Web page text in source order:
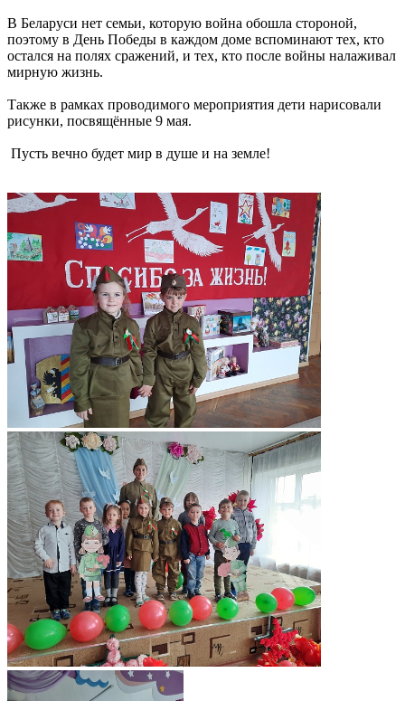
В Беларуси нет семьи, которую война обошла стороной,
поэтому в День Победы в каждом доме вспоминают тех, кто
остался на полях сражений, и тех, кто после войны налаживал
мирную жизнь.
Также в рамках проводимого мероприятия дети нарисовали
рисунки, посвящённые 9 мая.
Пусть вечно будет мир в душе и на земле!